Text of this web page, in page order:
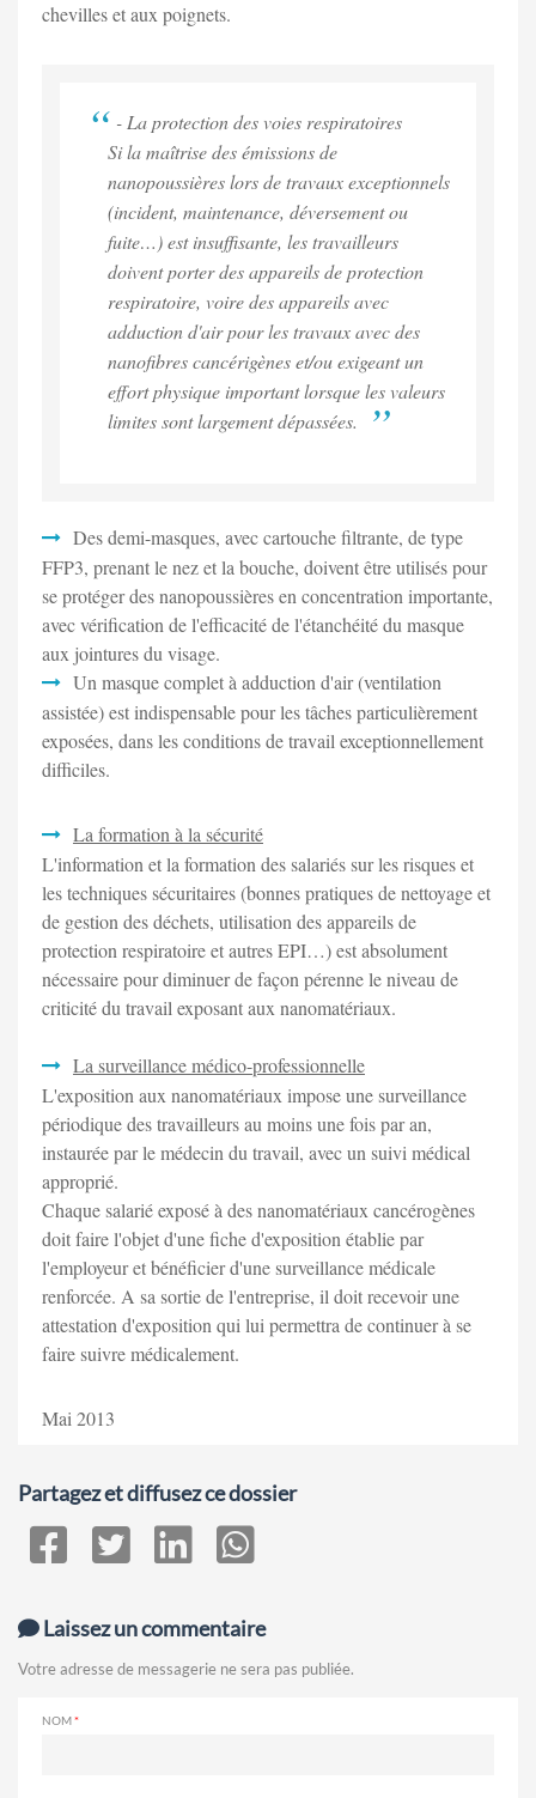
chevilles et aux poignets.
- La protection des voies respiratoires
Si la maîtrise des émissions de
nanopoussières lors de travaux exceptionnels
(incident, maintenance, déversement ou
fuite…) est insuffisante, les travailleurs
doivent porter des appareils de protection
respiratoire, voire des appareils avec
adduction d'air pour les travaux avec des
nanofibres cancérigènes et/ou exigeant un
effort physique important lorsque les valeurs
limites sont largement dépassées.
Des demi-masques, avec cartouche filtrante, de type
FFP3, prenant le nez et la bouche, doivent être utilisés pour
se protéger des nanopoussières en concentration importante,
avec vérification de l'efficacité de l'étanchéité du masque
aux jointures du visage.
Un masque complet à adduction d'air (ventilation
assistée) est indispensable pour les tâches particulièrement
exposées, dans les conditions de travail exceptionnellement
difficiles.
La formation à la sécurité
L'information et la formation des salariés sur les risques et
les techniques sécuritaires (bonnes pratiques de nettoyage et
de gestion des déchets, utilisation des appareils de
protection respiratoire et autres EPI…) est absolument
nécessaire pour diminuer de façon pérenne le niveau de
criticité du travail exposant aux nanomatériaux.
La surveillance médico-professionnelle
L'exposition aux nanomatériaux impose une surveillance
périodique des travailleurs au moins une fois par an,
instaurée par le médecin du travail, avec un suivi médical
approprié.
Chaque salarié exposé à des nanomatériaux cancérogènes
doit faire l'objet d'une fiche d'exposition établie par
l'employeur et bénéficier d'une surveillance médicale
renforcée. A sa sortie de l'entreprise, il doit recevoir une
attestation d'exposition qui lui permettra de continuer à se
faire suivre médicalement.
Mai 2013
Partagez et diffusez ce dossier
Laissez un commentaire
Votre adresse de messagerie ne sera pas publiée.
NOM